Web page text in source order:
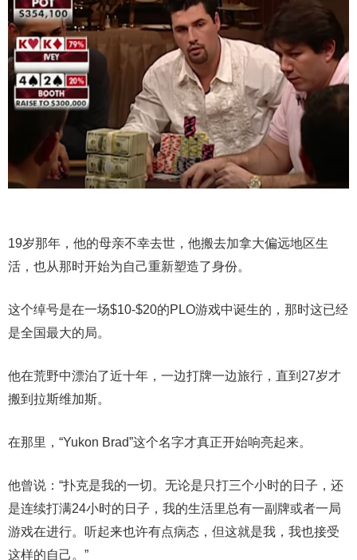
19岁那年，他的母亲不幸去世，他搬去加拿大偏远地区生
活，也从那时开始为自己重新塑造了身份。
这个绰号是在一场$10-$20的PLO游戏中诞生的，那时这已经
是全国最大的局。
他在荒野中漂泊了近十年，一边打牌一边旅行，直到27岁才
搬到拉斯维加斯。
在那里，“Yukon Brad”这个名字才真正开始响亮起来。
他曾说：“扑克是我的一切。无论是只打三个小时的日子，还
是连续打满24小时的日子，我的生活里总有一副牌或者一局
游戏在进行。听起来也许有点病态，但这就是我，我也接受
这样的自己。”